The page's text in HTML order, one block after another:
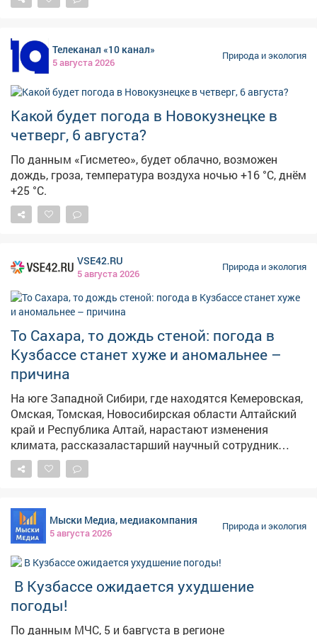
средства, привлекаемые к ликвидации последствий
осторожность.
+13, +18°С, днем +23, +28°С. Ветер прогнозируется юго-
до штормовых 23 м/с. Пройдут грозы, дожди, которые
местами могут быть сильными, град. – Во второй
половине дня 05.08 сутки 06.08, ночью 07.08 2026 г на
территории Кемеровской области ожидаются
местами кратковременные дожди, грозы, при грозах
местами сильные, очень сильные дожди, сильные
ливни, крупный град, усиление юго-западного ветра
18-23 м/с, – предупреждают синоптики. В Кемерове
ночью 6 августа будет +16, +18°С, днем +25, +27°С.
Порывы юго-западного ветра будут достигать 14 м/с.
Ожидаются кратковременный дождь и гроза.
Телеканал «10 канал»
5 августа 2026
Природа и экология
Какой будет погода в Новокузнецке в
четверг, 6 августа?
По данным «Гисметео», будет облачно, возможен
дождь, гроза, температура воздуха ночью +16 °С, днём
+25 °С.
VSE42.RU
5 августа 2026
Природа и экология
То Сахара, то дождь стеной: погода в
Кузбассе станет хуже и аномальнее –
причина
На юге Западной Сибири, где находятся Кемеровская,
Омская, Томская, Новосибирская области Алтайский
край и Республика Алтай, нарастают изменения
климата, рассказаластарший научный сотрудник
Института мониторинга климатических и
экологических систем СО РАН Наталья Чередько, её
Сибири" . – Если нынешние тенденции сохранятся,
лето в Сибири будет становиться жарче и
контрастнее, засушливые периоды станут резче
сменяться дождливыми, – сказала Чередько. По её
данным в июне и июле юго-запад Сибири пережил
рекордную жару, при этом осадки местами оказались
слабее ожидаемого. Этому
поспособствовалантициклон,который блокировал
доступ влажному воздуху с Атлантики и принимал
Мыски Медиа, медиакомпания
5 августа 2026
Природа и экология
️ В Кузбассе ожидается ухудшение
погоды!
По данным МЧС, 5 и 6августа в регионе